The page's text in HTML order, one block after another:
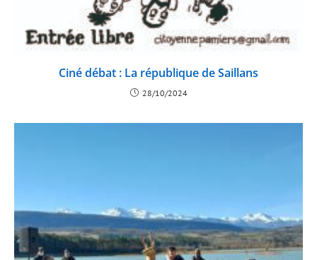
Ciné débat : La république de Saillans
28/10/2024